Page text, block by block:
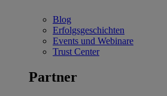
Blog
Erfolgsgeschichten
Events und Webinare
Trust Center
Partner